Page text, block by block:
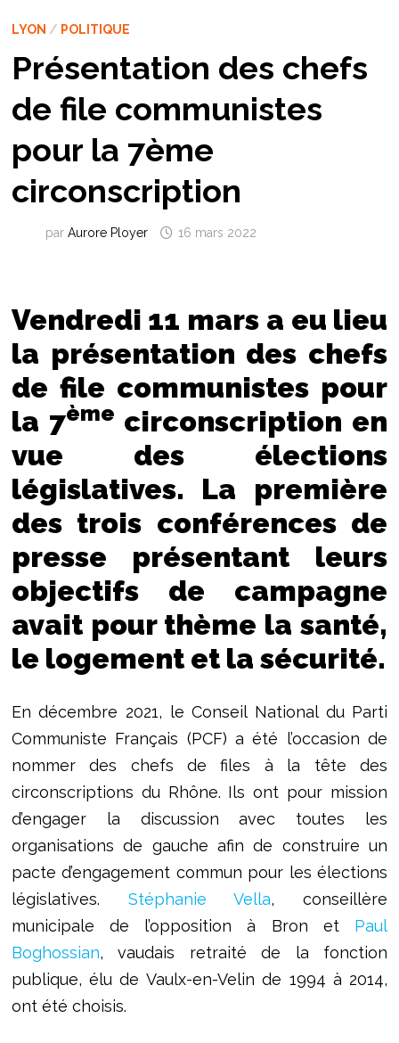
LYON / POLITIQUE
Présentation des chefs
de file communistes
pour la 7ème
circonscription
par Aurore Ployer 16 mars 2022
Vendredi 11 mars a eu lieu
la présentation des chefs
de file communistes pour
la 7ème circonscription en
vue des élections
législatives. La première
des trois conférences de
presse présentant leurs
objectifs de campagne
avait pour thème la santé,
le logement et la sécurité.
En décembre 2021, le Conseil National du Parti
Communiste Français (PCF) a été l’occasion de
nommer des chefs de files à la tête des
circonscriptions du Rhône. Ils ont pour mission
d’engager la discussion avec toutes les
organisations de gauche afin de construire un
pacte d’engagement commun pour les élections
législatives. Stéphanie Vella, conseillère
municipale de l’opposition à Bron et Paul
Boghossian, vaudais retraité de la fonction
publique, élu de Vaulx-en-Velin de 1994 à 2014,
ont été choisis.